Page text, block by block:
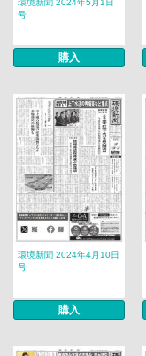
環境新聞 2024年5月1日
号
購入
環境新聞 2024年4月10日
号
購入